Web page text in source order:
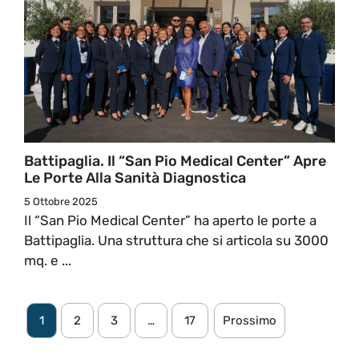
Battipaglia. Il “San Pio Medical Center” Apre
Le Porte Alla Sanità Diagnostica
5 Ottobre 2025
Il “San Pio Medical Center” ha aperto le porte a
Battipaglia. Una struttura che si articola su 3000
mq. e ...
1 2 3 … 17 Prossimo